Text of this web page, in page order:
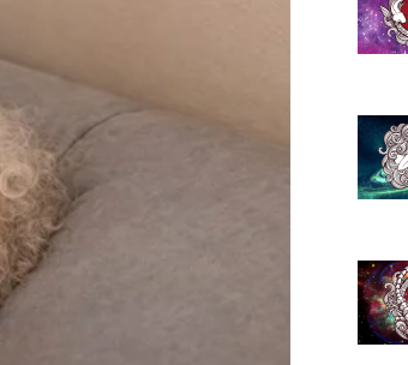
i pripadnosti. Danas vam je
na svoje mesto, bilo kroz
a šta vas iscrpljuje. Možda
vama. Univerzum danas traži